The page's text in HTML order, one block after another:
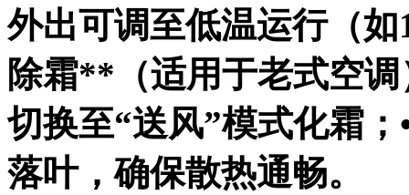
外出可调至低温运行（
除霜**（适用于老式空
切换至“送风”模式化霜；
落叶，确保散热通畅。